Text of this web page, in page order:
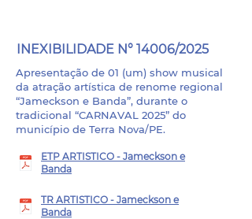
INEXIBILIDADE N° 14006/2025
Apresentação de 01 (um) show musical
da atração artística de renome regional
“Jameckson e Banda”, durante o
tradicional “CARNAVAL 2025” do
município de Terra Nova/PE.
ETP ARTISTICO - Jameckson e
Banda
TR ARTISTICO - Jameckson e
Banda